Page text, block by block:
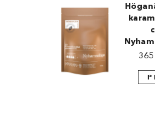
Övriga råvaror
VARUMÄRKEN 365